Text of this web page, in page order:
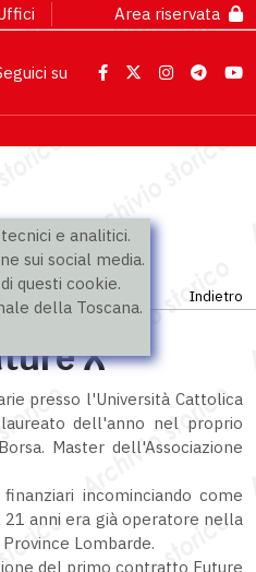
e analitici.
sui social media.
questi cookie.
della Toscana.
Area riservata
su
Indietro
X
presso l'Università Cattolica
dell'anno nel proprio
Master dell'Associazione
incominciando come
21 anni era già operatore nella
Lombarde.
del primo contratto Future